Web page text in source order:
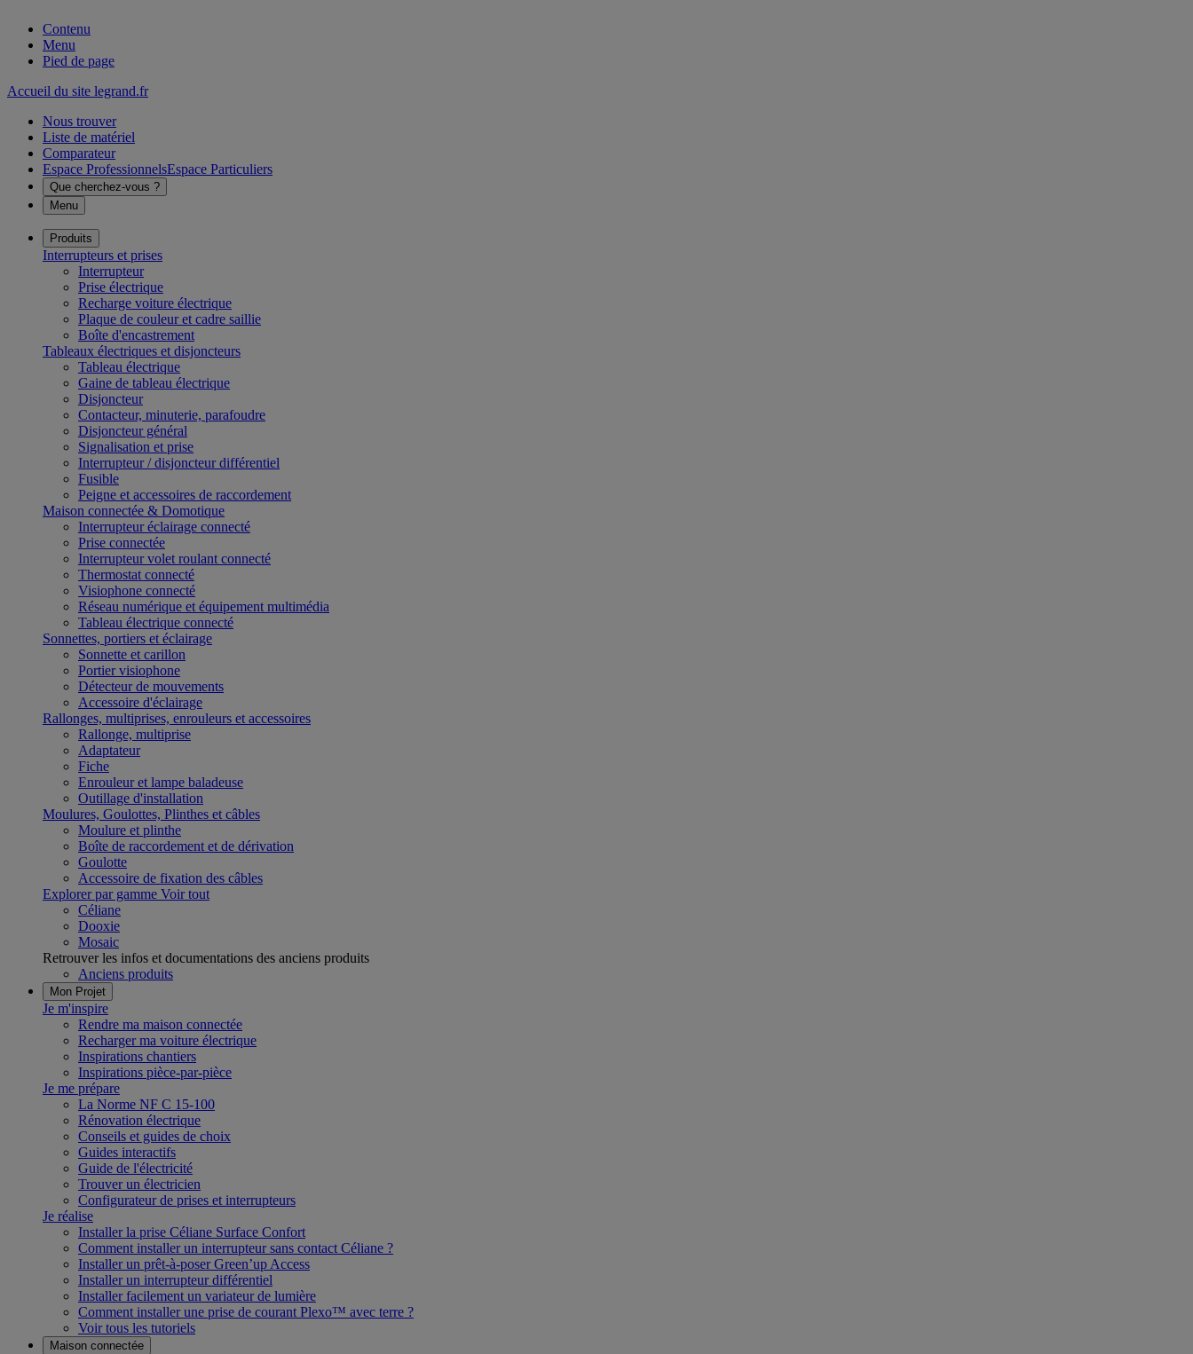
Contenu
Menu
Pied de page
Accueil du site legrand.fr
Nous trouver
Liste de matériel
Comparateur
Espace ProfessionnelsEspace Particuliers
Que cherchez-vous ?
Menu
Produits
Interrupteurs et prises
Interrupteur
Prise électrique
Recharge voiture électrique
Plaque de couleur et cadre saillie
Boîte d'encastrement
Tableaux électriques et disjoncteurs
Tableau électrique
Gaine de tableau électrique
Disjoncteur
Contacteur, minuterie, parafoudre
Disjoncteur général
Signalisation et prise
Interrupteur / disjoncteur différentiel
Fusible
Peigne et accessoires de raccordement
Maison connectée & Domotique
Interrupteur éclairage connecté
Prise connectée
Interrupteur volet roulant connecté
Thermostat connecté
Visiophone connecté
Réseau numérique et équipement multimédia
Tableau électrique connecté
Sonnettes, portiers et éclairage
Sonnette et carillon
Portier visiophone
Détecteur de mouvements
Accessoire d'éclairage
Rallonges, multiprises, enrouleurs et accessoires
Rallonge, multiprise
Adaptateur
Fiche
Enrouleur et lampe baladeuse
Outillage d'installation
Moulures, Goulottes, Plinthes et câbles
Moulure et plinthe
Boîte de raccordement et de dérivation
Goulotte
Accessoire de fixation des câbles
Explorer par gamme Voir tout
Céliane
Dooxie
Mosaic
Retrouver les infos et documentations des anciens produits
Anciens produits
Mon Projet
Je m'inspire
Rendre ma maison connectée
Recharger ma voiture électrique
Inspirations chantiers
Inspirations pièce-par-pièce
Je me prépare
La Norme NF C 15-100
Rénovation électrique
Conseils et guides de choix
Guides interactifs
Guide de l'électricité
Trouver un électricien
Configurateur de prises et interrupteurs
Je réalise
Installer la prise Céliane Surface Confort
Comment installer un interrupteur sans contact Céliane ?
Installer un prêt-à-poser Green’up Access
Installer un interrupteur différentiel
Installer facilement un variateur de lumière
Comment installer une prise de courant Plexo™ avec terre ?
Voir tous les tutoriels
Maison connectée